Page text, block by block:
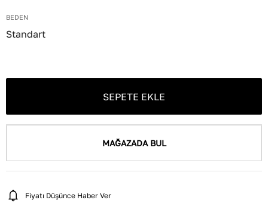
BEDEN
Standart
SEPETE EKLE
MAĞAZADA BUL
Fiyatı Düşünce Haber Ver